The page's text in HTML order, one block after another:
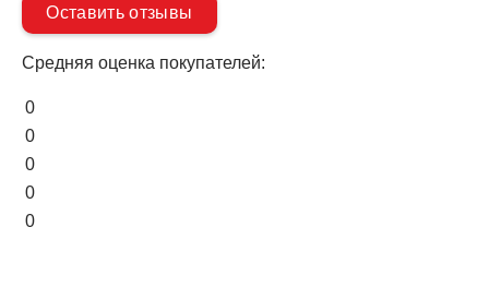
Оставить отзывы
Средняя оценка покупателей:
0
0
0
0
0